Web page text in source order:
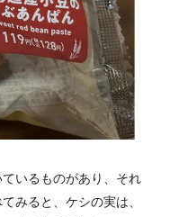
いるものがあり、それ
みると、ケシの実は、